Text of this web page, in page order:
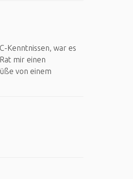
Kenntnissen, war es
mir einen
von einem